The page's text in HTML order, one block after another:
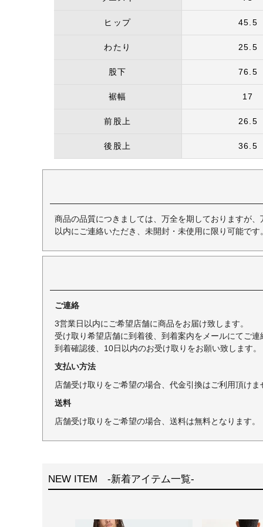
ヒップ 45.5
わたり 25.5
股下 76.5
裾幅 17
前股上 26.5
後股上 36.5
商品の品質につきましては、万全を期しておりますが
以内にご連絡いただき、未開封・未使用に限り可能です
ご連絡
3営業日以内にご希望店舗に商品をお届け致します。
受け取り希望店舗に到着後、到着案内をメールにてご連
到着確認後、10日以内のお受け取りをお願い致します。
支払い方法
店舗受け取りをご希望の場合、代金引換はご利用頂けま
送料
店舗受け取りをご希望の場合、送料は無料となります。
NEW ITEM -新着アイテム一覧-